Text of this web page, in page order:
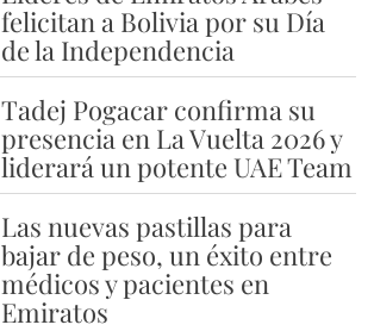
felicitan a Bolivia por su Día
de la Independencia
Tadej Pogacar confirma su
presencia en La Vuelta 2026 y
liderará un potente UAE Team
Las nuevas pastillas para
bajar de peso, un éxito entre
médicos y pacientes en
Emiratos